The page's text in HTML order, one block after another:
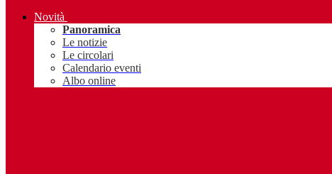
Novità
Panoramica
Le notizie
Le circolari
Calendario eventi
Albo online